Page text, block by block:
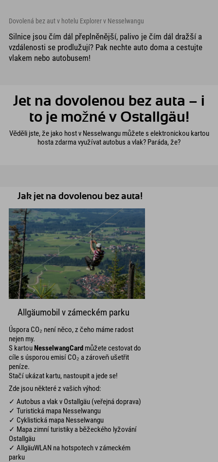
Dovolená bez aut v hotelu Explorer v Nesselwangu
Silnice jsou čím dál přeplněnější, palivo je čím dál dražší a
vzdálenosti se prodlužují? Pak nechte auto doma a cestujte
vlakem nebo autobusem!
Jet na dovolenou bez auta – i
to je možné v Ostallgäu!
Věděli jste, že jako host v Nesselwangu můžete s elektronickou kartou
hosta zdarma využívat autobus a vlak? Paráda, že?
Jak jet na dovolenou bez auta!
Allgäumobil v zámeckém parku
Úspora CO₂ není něco, z čeho máme radost
nejen my.
S kartouNesselwangCard můžete cestovat do
cíle s úsporou emisí CO₂ a zároveň ušetřit
peníze.
Stačí ukázat kartu, nastoupit a jede se!
Zde jsou některé z vašich výhod:
✓ Autobus a vlak v Ostallgäu (veřejná doprava)
✓ Turistická mapa Nesselwangu
✓ Cyklistická mapa Nesselwangu
✓ Mapa zimní turistiky a běžeckého lyžování
Ostallgäu
✓ AllgäuWLAN na hotspotech v zámeckém
parku